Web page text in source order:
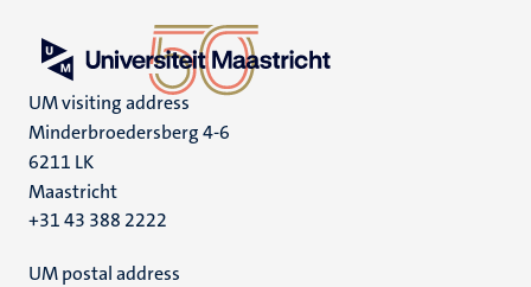
UM visiting address
Minderbroedersberg 4-6
6211 LK
Maastricht
+31 43 388 2222
UM postal address